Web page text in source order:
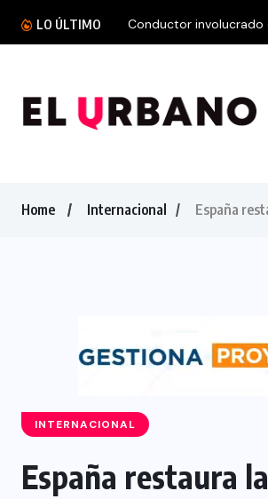
LO ÚLTIMO Conductor involucrado
Home Internacional España
INTERNACIONAL
España restaura